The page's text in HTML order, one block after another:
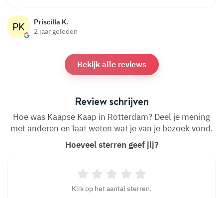
Priscilla K.
2 jaar geleden
Bekijk alle reviews
Review schrijven
Hoe was Kaapse Kaap in Rotterdam? Deel je mening
met anderen en laat weten wat je van je bezoek vond.
Hoeveel sterren geef jij?
Klik op het aantal sterren.